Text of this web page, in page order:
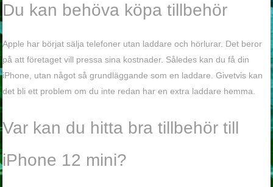
Du kan behöva köpa tillbehör
Apple har börjat sälja telefoner utan laddare och hörlurar. Det beror
på att företaget vill pressa sina kostnader. Således kan du få din
iPhone, utan något så grundläggande som en laddare. Givetvis kan
det bli ett problem om du inte redan har en extra laddare hemma.
Var kan du hitta bra tillbehör till
iPhone 12 mini?